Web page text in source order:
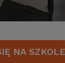
NA